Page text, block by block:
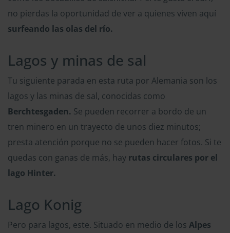
no pierdas la oportunidad de ver a quienes viven aquí
surfeando las olas del río.
Lagos y minas de sal
Tu siguiente parada en esta ruta por Alemania son los
lagos y las minas de sal, conocidas como
Berchtesgaden. Se pueden recorrer a bordo de un
tren minero en un trayecto de unos diez minutos;
presta atención porque no se pueden hacer fotos. Si te
quedas con ganas de más, hay rutas circulares por el
lago Hinter.
Lago Konig
Pero para lagos, este. Situado en medio de los Alpes